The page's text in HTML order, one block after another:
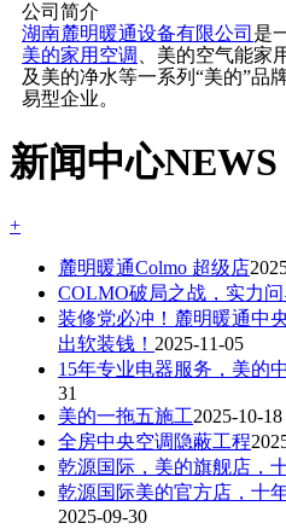
公司简介
湖南麓明暖通设备有限公司 是
美的家用空调
、美的空气能家
及美的净水等一系列“美的”品
易型企业。
新闻中心
+
麓明暖通Colmo 超级店
COLMO破局之战，实力
装修党必冲！麓明暖通中
出软装钱！ 2025-11-05
15年专业电器服务，美的
31
美的一拖五施工2025-10-18
全房中央空调隐蔽工程
乾源国际，美的旗舰店，
乾源国际美的官方店，十
2025-09-30